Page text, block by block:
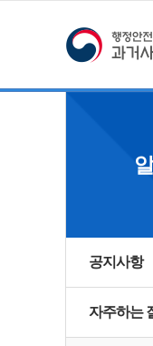
공지사항
자주하는